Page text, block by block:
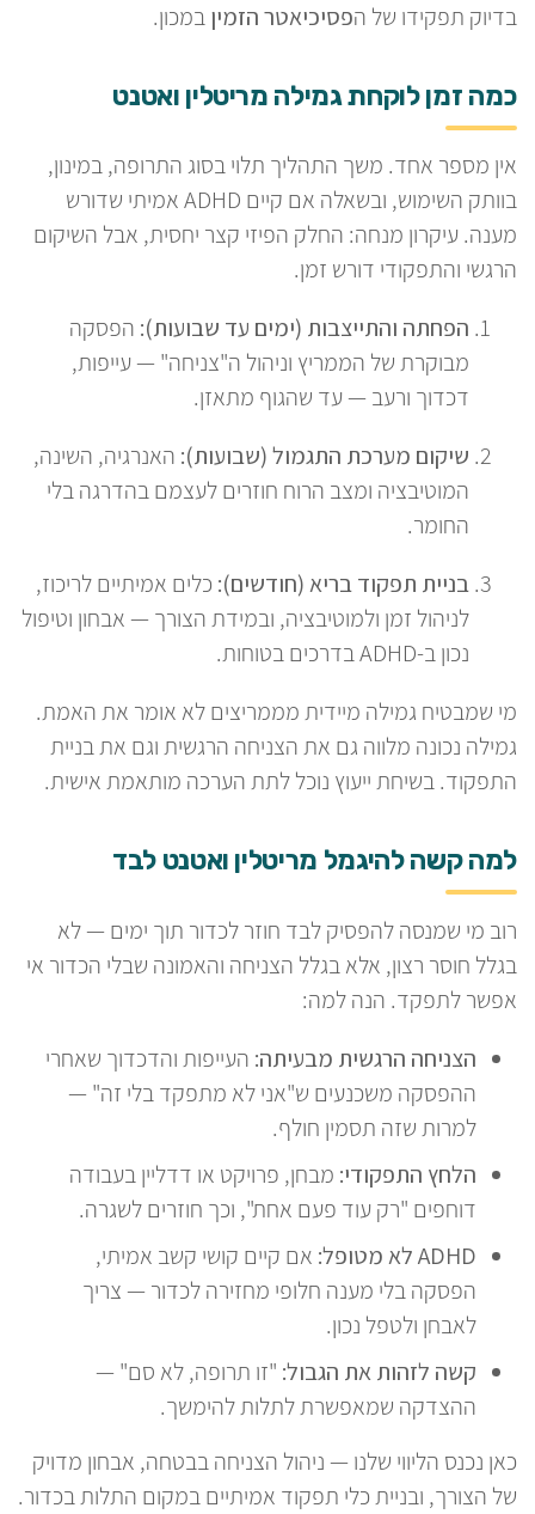
בדיוק תפקידו של הפסיכיאטר הזמיןבמכון.
כמה זמן לוקחת גמילה מריטלין ואטנט
אין מספר אחד. משך התהליך תלוי בסוג התרופה, במינון,
בוותק השימוש, ובשאלה אם קיים ADHD אמיתי שדורש
מענה. עיקרון מנחה: החלק הפיזי קצר יחסית, אבל השיקום
הרגשי והתפקודי דורש זמן.
הפחתה והתייצבות (ימים עד שבועות): הפסקה
מבוקרת של הממריץ וניהול ה"צניחה" — עייפות,
דכדוך ורעב — עד שהגוף מתאזן.
שיקום מערכת התגמול (שבועות): האנרגיה, השינה,
המוטיבציה ומצב הרוח חוזרים לעצמם בהדרגה בלי
החומר.
בניית תפקוד בריא (חודשים): כלים אמיתיים לריכוז,
לניהול זמן ולמוטיבציה, ובמידת הצורך — אבחון וטיפול
נכון ב-ADHD בדרכים בטוחות.
מי שמבטיח גמילה מיידית מממריצים לא אומר את האמת.
גמילה נכונה מלווה גם את הצניחה הרגשית וגם את בניית
התפקוד. בשיחת ייעוץ נוכל לתת הערכה מותאמת אישית.
למה קשה להיגמל מריטלין ואטנט לבד
רוב מי שמנסה להפסיק לבד חוזר לכדור תוך ימים — לא
בגלל חוסר רצון, אלא בגלל הצניחה והאמונה שבלי הכדור אי
אפשר לתפקד. הנה למה:
הצניחה הרגשית מבעיתה: העייפות והדכדוך שאחרי
ההפסקה משכנעים ש"אני לא מתפקד בלי זה" —
למרות שזה תסמין חולף.
הלחץ התפקודי: מבחן, פרויקט או דדליין בעבודה
דוחפים "רק עוד פעם אחת", וכך חוזרים לשגרה.
ADHD לא מטופל:
אם קיים קושי קשב אמיתי,
הפסקה בלי מענה חלופי מחזירה לכדור — צריך
לאבחן ולטפל נכון.
קשה לזהות את הגבול: "זו תרופה, לא סם" —
ההצדקה שמאפשרת לתלות להימשך.
כאן נכנס הליווי שלנו — ניהול הצניחה בבטחה, אבחון מדויק
של הצורך, ובניית כלי תפקוד אמיתיים במקום התלות בכדור.